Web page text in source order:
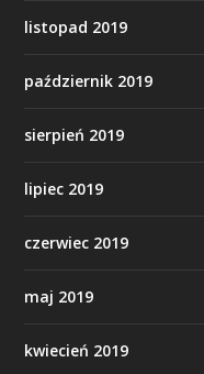
listopad 2019
październik 2019
sierpień 2019
lipiec 2019
czerwiec 2019
maj 2019
kwiecień 2019